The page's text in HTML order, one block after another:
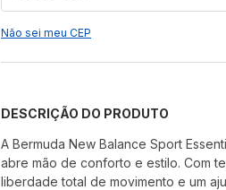
Não sei meu CEP
DESCRIÇÃO DO PRODUTO
A Bermuda New Balance Sport
abre mão de conforto e estilo. Com
liberdade total de movimento e um